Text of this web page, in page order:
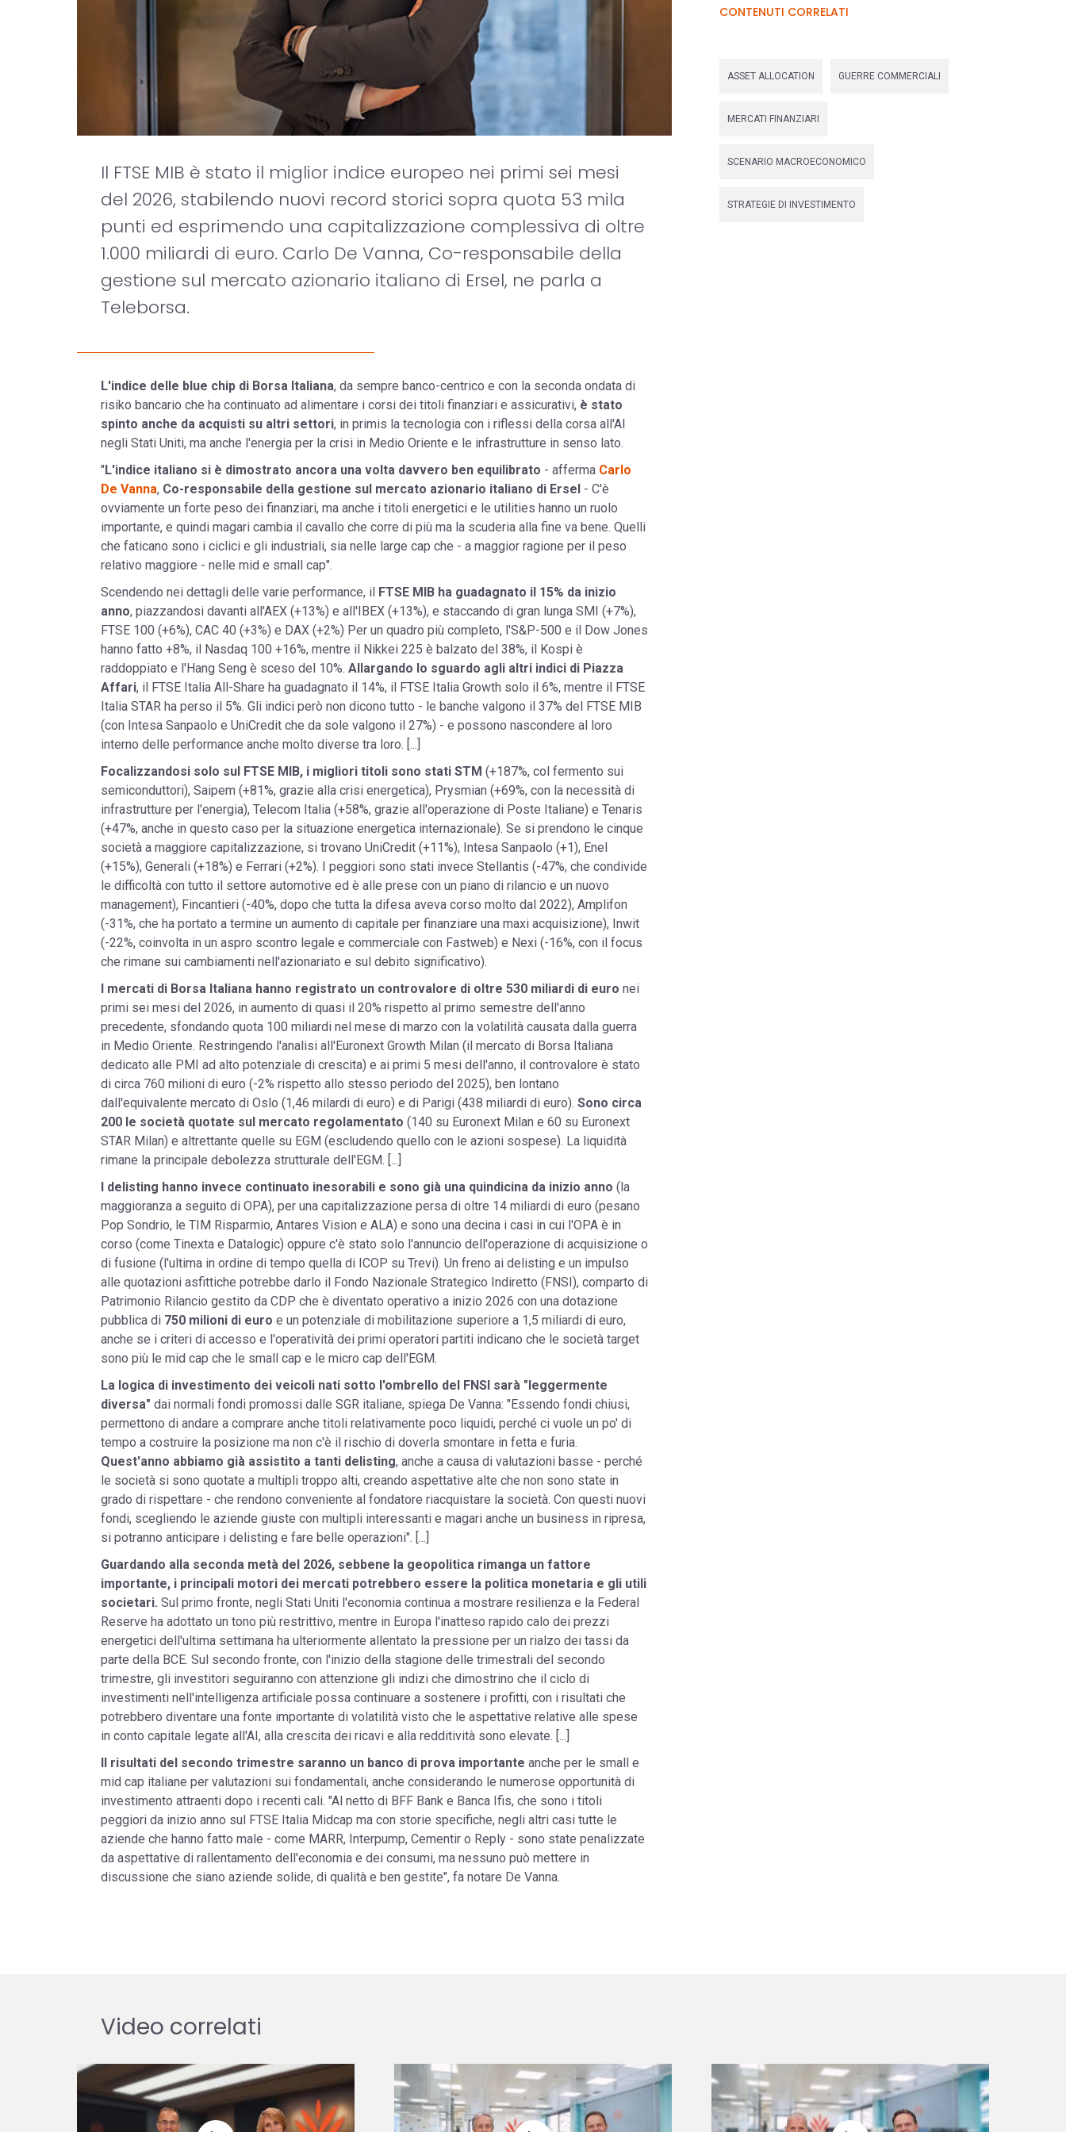
Il FTSE MIB è stato il miglior indice europeo nei primi sei mesi
del 2026, stabilendo nuovi record storici sopra quota 53 mila
punti ed esprimendo una capitalizzazione complessiva di oltre
1.000 miliardi di euro. Carlo De Vanna, Co-responsabile della
gestione sul mercato azionario italiano di Ersel, ne parla a
Teleborsa.
L'indice delle blue chip di Borsa Italiana, da sempre banco-centrico e con la seconda ondata di
risiko bancario che ha continuato ad alimentare i corsi dei titoli finanziari e assicurativi, è stato
spinto anche da acquisti su altri settori, in primis la tecnologia con i riflessi della corsa all'AI
negli Stati Uniti, ma anche l'energia per la crisi in Medio Oriente e le infrastrutture in senso lato.
"L'indice italiano si è dimostrato ancora una volta davvero ben equilibrato - afferma Carlo
De Vanna, Co-responsabile della gestione sul mercato azionario italiano di Ersel - C'è
ovviamente un forte peso dei finanziari, ma anche i titoli energetici e le utilities hanno un ruolo
importante, e quindi magari cambia il cavallo che corre di più ma la scuderia alla fine va bene. Quelli
che faticano sono i ciclici e gli industriali, sia nelle large cap che - a maggior ragione per il peso
relativo maggiore - nelle mid e small cap".
Scendendo nei dettagli delle varie performance, il FTSE MIB ha guadagnato il 15% da inizio
anno, piazzandosi davanti all'AEX (+13%) e all'IBEX (+13%), e staccando di gran lunga SMI (+7%),
FTSE 100 (+6%), CAC 40 (+3%) e DAX (+2%) Per un quadro più completo, l'S&P-500 e il Dow Jones
hanno fatto +8%, il Nasdaq 100 +16%, mentre il Nikkei 225 è balzato del 38%, il Kospi è
raddoppiato e l'Hang Seng è sceso del 10%. Allargando lo sguardo agli altri indici di Piazza
Affari, il FTSE Italia All-Share ha guadagnato il 14%, il FTSE Italia Growth solo il 6%, mentre il FTSE
Italia STAR ha perso il 5%. Gli indici però non dicono tutto - le banche valgono il 37% del FTSE MIB
(con Intesa Sanpaolo e UniCredit che da sole valgono il 27%) - e possono nascondere al loro
interno delle performance anche molto diverse tra loro. [...]
Focalizzandosi solo sul FTSE MIB, i migliori titoli sono stati STM (+187%, col fermento sui
semiconduttori), Saipem (+81%, grazie alla crisi energetica), Prysmian (+69%, con la necessità di
infrastrutture per l'energia), Telecom Italia (+58%, grazie all'operazione di Poste Italiane) e Tenaris
(+47%, anche in questo caso per la situazione energetica internazionale). Se si prendono le cinque
società a maggiore capitalizzazione, si trovano UniCredit (+11%), Intesa Sanpaolo (+1), Enel
(+15%), Generali (+18%) e Ferrari (+2%). I peggiori sono stati invece Stellantis (-47%, che condivide
le difficoltà con tutto il settore automotive ed è alle prese con un piano di rilancio e un nuovo
management), Fincantieri (-40%, dopo che tutta la difesa aveva corso molto dal 2022), Amplifon
(-31%, che ha portato a termine un aumento di capitale per finanziare una maxi acquisizione), Inwit
(-22%, coinvolta in un aspro scontro legale e commerciale con Fastweb) e Nexi (-16%, con il focus
che rimane sui cambiamenti nell'azionariato e sul debito significativo).
I mercati di Borsa Italiana hanno registrato un controvalore di oltre 530 miliardi di euro nei
primi sei mesi del 2026, in aumento di quasi il 20% rispetto al primo semestre dell'anno
precedente, sfondando quota 100 miliardi nel mese di marzo con la volatilità causata dalla guerra
in Medio Oriente. Restringendo l'analisi all'Euronext Growth Milan (il mercato di Borsa Italiana
dedicato alle PMI ad alto potenziale di crescita) e ai primi 5 mesi dell'anno, il controvalore è stato
di circa 760 milioni di euro (-2% rispetto allo stesso periodo del 2025), ben lontano
dall'equivalente mercato di Oslo (1,46 milardi di euro) e di Parigi (438 miliardi di euro). Sono circa
200 le società quotate sul mercato regolamentato (140 su Euronext Milan e 60 su Euronext
STAR Milan) e altrettante quelle su EGM (escludendo quello con le azioni sospese). La liquidità
rimane la principale debolezza strutturale dell'EGM. [...]
I delisting hanno invece continuato inesorabili e sono già una quindicina da inizio anno (la
maggioranza a seguito di OPA), per una capitalizzazione persa di oltre 14 miliardi di euro (pesano
Pop Sondrio, le TIM Risparmio, Antares Vision e ALA) e sono una decina i casi in cui l'OPA è in
corso (come Tinexta e Datalogic) oppure c'è stato solo l'annuncio dell'operazione di acquisizione o
di fusione (l'ultima in ordine di tempo quella di ICOP su Trevi). Un freno ai delisting e un impulso
alle quotazioni asfittiche potrebbe darlo il Fondo Nazionale Strategico Indiretto (FNSI), comparto di
Patrimonio Rilancio gestito da CDP che è diventato operativo a inizio 2026 con una dotazione
pubblica di 750 milioni di euro e un potenziale di mobilitazione superiore a 1,5 miliardi di euro,
anche se i criteri di accesso e l'operatività dei primi operatori partiti indicano che le società target
sono più le mid cap che le small cap e le micro cap dell'EGM.
La logica di investimento dei veicoli nati sotto l'ombrello del FNSI sarà "leggermente
diversa" dai normali fondi promossi dalle SGR italiane, spiega De Vanna: "Essendo fondi chiusi,
permettono di andare a comprare anche titoli relativamente poco liquidi, perché ci vuole un po' di
tempo a costruire la posizione ma non c'è il rischio di doverla smontare in fetta e furia.
Quest'anno abbiamo già assistito a tanti delisting, anche a causa di valutazioni basse - perché
le società si sono quotate a multipli troppo alti, creando aspettative alte che non sono state in
grado di rispettare - che rendono conveniente al fondatore riacquistare la società. Con questi nuovi
fondi, scegliendo le aziende giuste con multipli interessanti e magari anche un business in ripresa,
si potranno anticipare i delisting e fare belle operazioni". [...]
Guardando alla seconda metà del 2026, sebbene la geopolitica rimanga un fattore
importante, i principali motori dei mercati potrebbero essere la politica monetaria e gli utili
societari. Sul primo fronte, negli Stati Uniti l'economia continua a mostrare resilienza e la Federal
Reserve ha adottato un tono più restrittivo, mentre in Europa l'inatteso rapido calo dei prezzi
energetici dell'ultima settimana ha ulteriormente allentato la pressione per un rialzo dei tassi da
parte della BCE. Sul secondo fronte, con l'inizio della stagione delle trimestrali del secondo
trimestre, gli investitori seguiranno con attenzione gli indizi che dimostrino che il ciclo di
investimenti nell'intelligenza artificiale possa continuare a sostenere i profitti, con i risultati che
potrebbero diventare una fonte importante di volatilità visto che le aspettative relative alle spese
in conto capitale legate all'AI, alla crescita dei ricavi e alla redditività sono elevate. [...]
Il risultati del secondo trimestre saranno un banco di prova importante anche per le small e
mid cap italiane per valutazioni sui fondamentali, anche considerando le numerose opportunità di
investimento attraenti dopo i recenti cali. "Al netto di BFF Bank e Banca Ifis, che sono i titoli
peggiori da inizio anno sul FTSE Italia Midcap ma con storie specifiche, negli altri casi tutte le
aziende che hanno fatto male - come MARR, Interpump, Cementir o Reply - sono state penalizzate
da aspettative di rallentamento dell'economia e dei consumi, ma nessuno può mettere in
discussione che siano aziende solide, di qualità e ben gestite", fa notare De Vanna.
CONTENUTI CORRELATI
ASSET ALLOCATION GUERRE COMMERCIALI
MERCATI FINANZIARI
SCENARIO MACROECONOMICO
STRATEGIE DI INVESTIMENTO
Video correlati